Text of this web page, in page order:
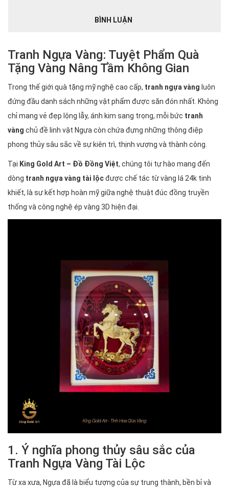
BÌNH LUẬN
Tranh Ngựa Vàng: Tuyệt Phẩm Quà
Tặng Vàng Nâng Tầm Không Gian
Trong thế giới quà tặng mỹ nghệ cao cấp, tranh ngựa vàng luôn
đứng đầu danh sách những vật phẩm được săn đón nhất. Không
chỉ mang vẻ đẹp lộng lẫy, ánh kim sang trọng, mỗi bức tranh
vàng chủ đề linh vật Ngựa còn chứa đựng những thông điệp
phong thủy sâu sắc về sự kiên trì, thịnh vượng và thành công.
Tại King Gold Art – Đồ Đồng Việt, chúng tôi tự hào mang đến
dòng tranh ngựa vàng tài lộcđược chế tác từ vàng lá 24k tinh
khiết, là sự kết hợp hoàn mỹ giữa nghệ thuật đúc đồng truyền
thống và công nghệ ép vàng 3D hiện đại.
1. Ý nghĩa phong thủy sâu sắc của
Tranh Ngựa Vàng Tài Lộc
Từ xa xưa, Ngựa đã là biểu tượng của sự trung thành, bền bỉ và